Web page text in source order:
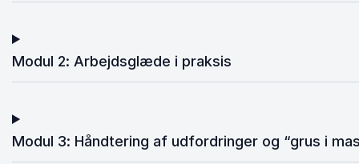
Modul 2: Arbejdsglæde i praksis
Modul 3: Håndtering af udfordringer og “grus i